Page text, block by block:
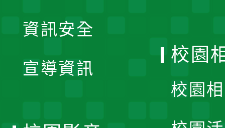
資訊安全
宣導資訊
校園
校園